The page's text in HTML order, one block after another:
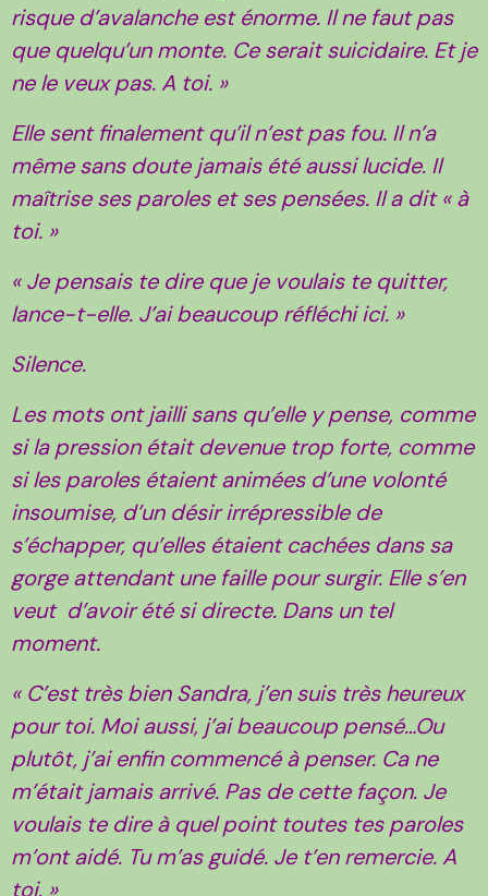
risque d’avalanche est énorme. Il ne faut pas
que quelqu’un monte. Ce serait suicidaire. Et je
ne le veux pas. A toi. »
Elle sent finalement qu’il n’est pas fou. Il n’a
même sans doute jamais été aussi lucide. Il
maîtrise ses paroles et ses pensées. Il a dit « à
toi. »
« Je pensais te dire que je voulais te quitter,
lance-t-elle. J’ai beaucoup réfléchi ici. »
Silence.
Les mots ont jailli sans qu’elle y pense, comme
si la pression était devenue trop forte, comme
si les paroles étaient animées d’une volonté
insoumise, d’un désir irrépressible de
s’échapper, qu’elles étaient cachées dans sa
gorge attendant une faille pour surgir. Elle s’en
veut d’avoir été si directe. Dans un tel
moment.
« C’est très bien Sandra, j’en suis très heureux
pour toi. Moi aussi, j’ai beaucoup pensé…Ou
plutôt, j’ai enfin commencé à penser. Ca ne
m’était jamais arrivé. Pas de cette façon. Je
voulais te dire à quel point toutes tes paroles
m’ont aidé. Tu m’as guidé. Je t’en remercie. A
toi. »